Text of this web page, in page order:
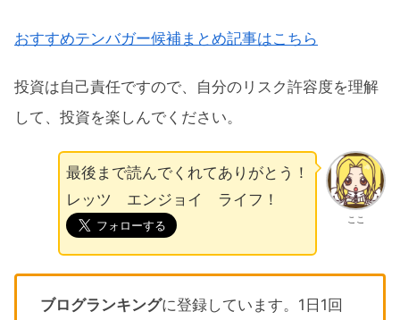
おすすめテンバガー候補まとめ記事はこちら
投資は自己責任ですので、自分のリスク許容度を理解
して、投資を楽しんでください。
ここ
最後まで読んでくれてありがとう！
レッツ エンジョイ ライフ！
ブログランキングに登録しています。1日1回